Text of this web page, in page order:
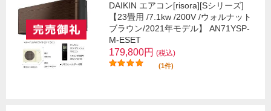
DAIKIN エアコン[risora][Sシリーズ]
【23畳用 /7.1kw /200V /ウォルナット
ブラウン/2021年モデル】 AN71YSP-
M-ESET
179,800円 (税込)
(1件)